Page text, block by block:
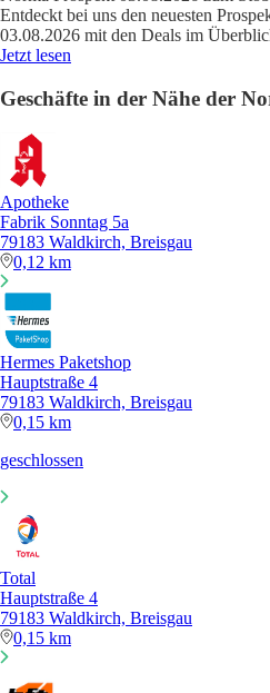
Entdeckt bei uns den neuesten
03.08.2026 mit den Deals im
Jetzt lesen
Geschäfte in der Nähe der
Apotheke
Fabrik Sonntag 5a
79183 Waldkirch, Breisgau
0,12 km
Hermes Paketshop
Hauptstraße 4
79183 Waldkirch, Breisgau
0,15 km
geschlossen
Total
Hauptstraße 4
79183 Waldkirch, Breisgau
0,15 km